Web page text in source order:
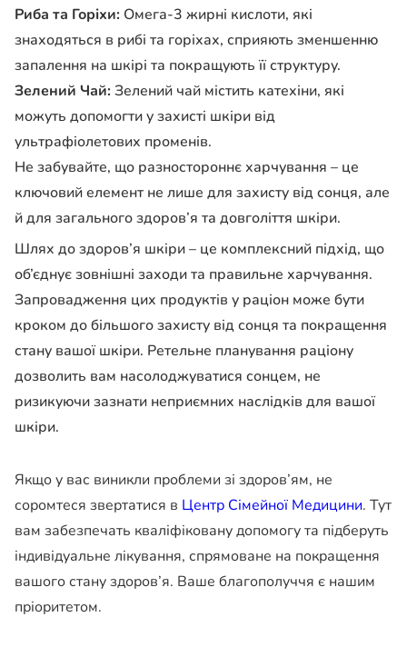
Риба та Горіхи: Омега-3 жирні кислоти, які
знаходяться в рибі та горіхах, сприяють зменшенню
запалення на шкірі та покращують її структуру.
Зелений Чай:Зелений чай містить катехіни, які
можуть допомогти у захисті шкіри від
ультрафіолетових променів.
Не забувайте, що разностороннє харчування – це
ключовий елемент не лише для захисту від сонця, але
й для загального здоров’я та довголіття шкіри.
Шлях до здоров’я шкіри – це комплексний підхід, що
об’єднує зовнішні заходи та правильне харчування.
Запровадження цих продуктів у раціон може бути
кроком до більшого захисту від сонця та покращення
стану вашої шкіри. Ретельне планування раціону
дозволить вам насолоджуватися сонцем, не
ризикуючи зазнати неприємних наслідків для вашої
шкіри.
Якщо у вас виникли проблеми зі здоров’ям, не
соромтеся звертатися в Центр Сімейної Медицини. Тут
вам забезпечать кваліфіковану допомогу та підберуть
індивідуальне лікування, спрямоване на покращення
вашого стану здоров’я. Ваше благополуччя є нашим
пріоритетом.